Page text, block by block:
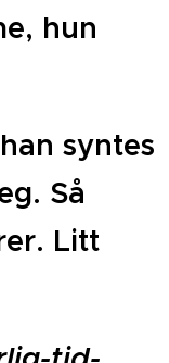
hun
syntes
Så
Litt